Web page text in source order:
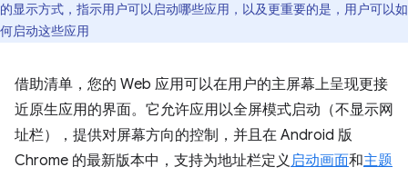
的显示方式，指示用户可以启动哪些应用，以及更重要的是，用户可以如
何启动这些应用
借助清单，您的 Web 应用可以在用户的主屏幕上呈现更接
近原生应用的界面。它允许应用以全屏模式启动（不显示网
址栏），提供对屏幕方向的控制，并且在 Android 版
Chrome 的最新版本中，支持为地址栏定义启动画面和主题